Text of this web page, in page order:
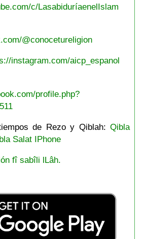
c/LasabiduríaenelIslam
@conocetureligion
instagram.com/aicp_espanol
profile.php?
de Rezo y Qiblah:Qibla
Salat IPhone
fî sabîli lLâh.